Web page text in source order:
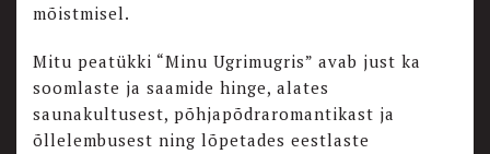
mõistmisel.
Mitu peatükki “Minu Ugrimugris” avab just ka
soomlaste ja saamide hinge, alates
saunakultusest, põhjapõdraromantikast ja
õllelembusest ning lõpetades eestlaste